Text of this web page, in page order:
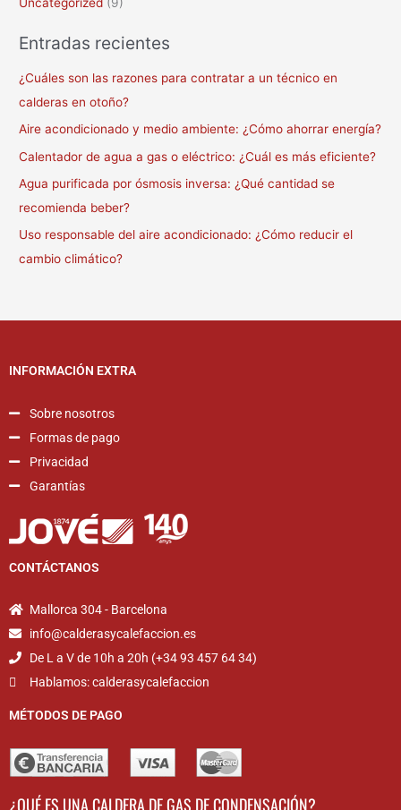
Entradas recientes
¿Cuáles son las razones para contratar a un técnico en
calderas en otoño?
Aire acondicionado y medio ambiente: ¿Cómo ahorrar energía?
Calentador de agua a gas o eléctrico: ¿Cuál es más eficiente?
Agua purificada por ósmosis inversa: ¿Qué cantidad se
recomienda beber?
Uso responsable del aire acondicionado: ¿Cómo reducir el
cambio climático?
INFORMACIÓN EXTRA
Sobre nosotros
Formas de pago
Privacidad
Garantías
CONTÁCTANOS
Mallorca 304 - Barcelona
info@calderasycalefaccion.es
De L a V de 10h a 20h (+34 93 457 64 34)
Hablamos: calderasycalefaccion
MÉTODOS DE PAGO
¿QUÉ ES UNA CALDERA DE GAS DE CONDENSACIÓN?